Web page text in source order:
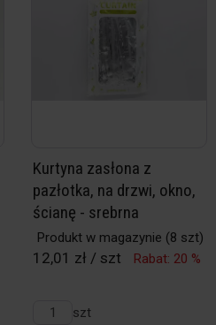
Kurtyna zasłona z
pazłotka, na drzwi, okno,
ścianę - srebrna
Produkt w magazynie (8 szt)
12,01 zł / szt Rabat: 20 %
szt